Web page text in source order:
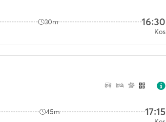
30m 16:30
Kos
45m 17:15